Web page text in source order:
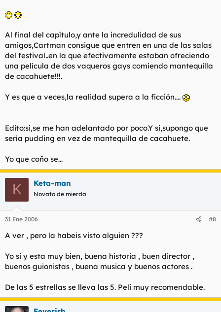
Al final del capítulo,y ante la incredulidad de sus
amigos,Cartman consigue que entren en una de las salas
del festival..en la que efectivamente estaban ofreciendo
una película de dos vaqueros gays comiendo mantequilla
de cacahuete!!!.
Y es que a veces,la realidad supera a la ficción....
Edito:si,se me han adelantado por poco.Y si,supongo que
sería pudding en vez de mantequilla de cacahuete.
Yo que coño se...
K Keta-man
Novato de mierda
31 Ene 2006 #8
A ver , pero la habeis visto alguien ???
Yo si y esta muy bien, buena historia , buen director ,
buenos guionistas , buena musica y buenos actores .
De las 5 estrellas se lleva las 5. Peli muy recomendable.